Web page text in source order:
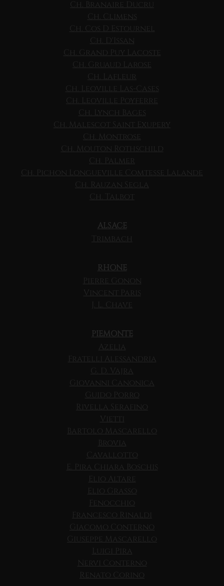
Ch. Branaire Ducru
Ch. Climens
Ch. Cos D Estournel
Ch. D'Issan
Ch. Grand Puy Lacoste
Ch. Gruaud Larose
Ch. Lafleur
Ch. Leoville Las-Cases
Ch. Leoville Poyferre
Ch. Lynch Bages
Ch. Malescot Saint Exupery
Ch. Montrose
Ch. Mouton Rothschild
Ch. Palmer
Ch. Pichon Longueville Comtesse Lalande
Ch. Rauzan Segla
Ch. Talbot
ALSACE
Trimbach
RHONE
Pierre Gonon
Vincent Paris
J. L. Chave
PIEMONTE
Azelia
Fratelli Alessandria
G. D. Vajra
Giovanni Canonica
Guido Porro
Rivella Serafino
Vietti
Bartolo Mascarello
Brovia
Cavallotto
E. Pira Chiara Boschis
Elio Altare
Elio Grasso
Fenocchio
Francesco Rinaldi
Giacomo Conterno
Giuseppe Mascarello
Luigi Pira
Nervi Conterno
Renato Corino